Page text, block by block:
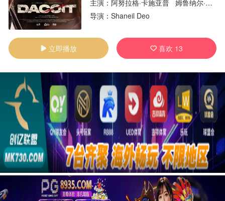
主演： 阿努拉格·卡施亚普
姆鲁纳尔·塔库尔
导演： Shaneil Deo
 立即播放  喜欢 13
广告